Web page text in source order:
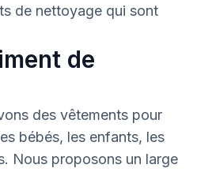
de nettoyage qui sont
de
des vêtements pour
bébés, les enfants, les
Nous proposons un large